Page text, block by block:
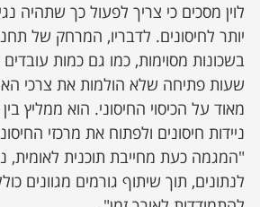
לוין מסכים כי צריך לפעול כך שתהיה
יותר לחיסונים. לדבריו, המרחק של
בשכונות מסוימות, כמו גם כמות
שעות פתיחה שלא הולמות את צרכי
מאוד על הכיסוי החיסוני. הוא ממליץ
ניידות חיסונים ולפתוח את מרכזי
"המגמה כעת מחייבת תוכנית לאומית,
לנתונים, תוך שיתוף גורמים מגוונים